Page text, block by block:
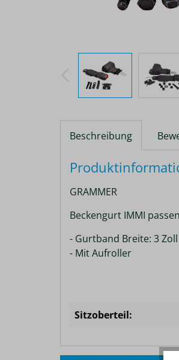
Beschreibung
GRAMMER
Beckengurt IMMI
- Gurtband Breite: 3 Zoll
- Mit Aufroller
Sitzoberteil: